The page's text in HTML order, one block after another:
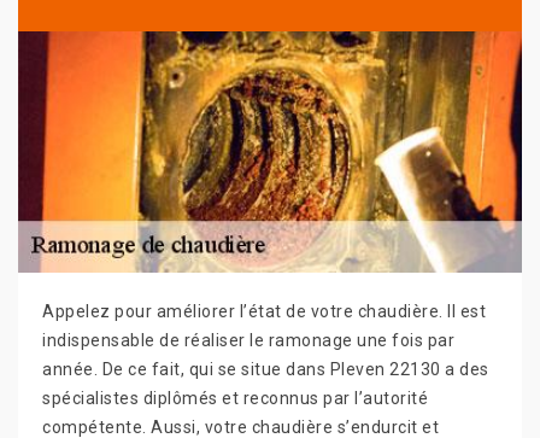
Appelez pour améliorer l’état de votre chaudière. Il est
indispensable de réaliser le ramonage une fois par
année. De ce fait, qui se situe dans Pleven 22130 a des
spécialistes diplômés et reconnus par l’autorité
compétente. Aussi, votre chaudière s’endurcit et